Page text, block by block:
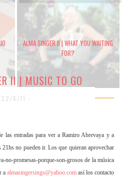
ALMA SINGER II | WHAT YOU WAITING
FOR?
II | MUSIC TO GO
22/6/11 -
las entradas para ver a Ramiro Abrevaya y a
no pueden ir. Los que quieran aprovechar
no-promesas-porque-son-grosos de la música
a almasingersings@yahoo.com así los contacto